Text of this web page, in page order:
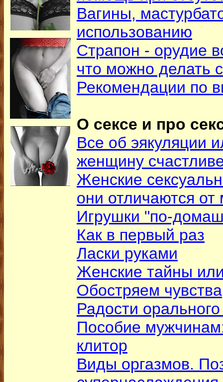
Вагины,
использованию
Страпон - орудие
что можно делать
Рекомендации по
О сексе и про
Все об эякуляции
женщину
Женские
они отличаются от
Игрушки "по-
Как в первый раз
Ласки руками
Женские тайны
Обостряем чувства
Радости орального
Пособие
клитор
Виды оргазмов.